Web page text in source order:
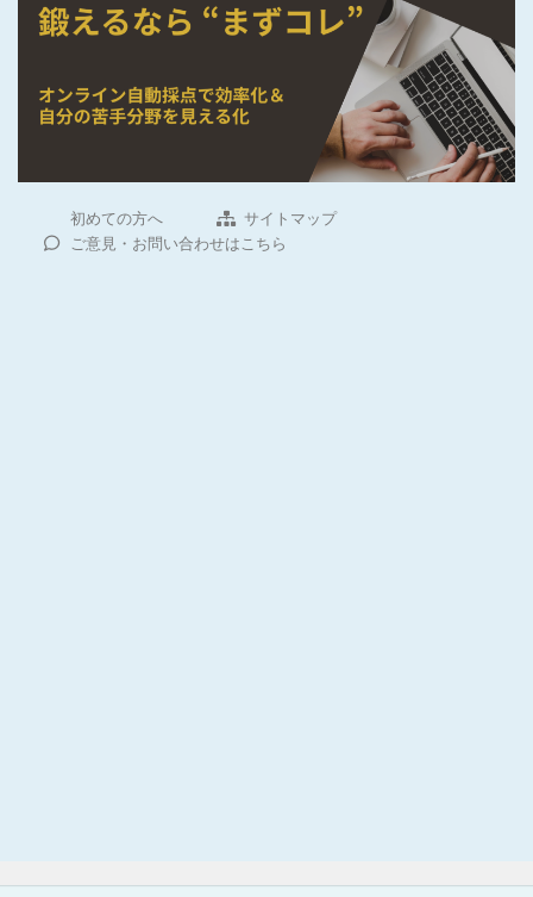
初めての方へ
サイトマップ
ご意見・お問い合わせはこちら